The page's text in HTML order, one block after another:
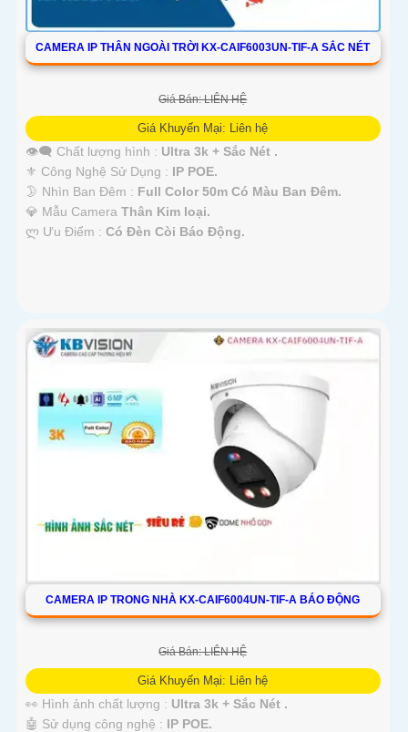
CAMERA IP THÂN NGOÀI TRỜI KX-CAIF6003UN-TIF-A SẮC NÉT
Giá Bán: LIÊN HỆ
Giá Khuyến Mại: Liên hệ
👁️‍🗨 Chất lượng hình : Ultra 3k + Sắc Nét .
⚜️ Công Nghệ Sử Dụng : IP POE.
🌛 Nhìn Ban Đêm : Full Color 50m Có Màu Ban Ðêm.
💎 Mẫu Camera Thân Kim loại.
️ლ Ưu Điểm : Có Ðèn Còi Báo Động.
CAMERA IP TRONG NHÀ KX-CAIF6004UN-TIF-A BÁO ĐỘNG
Giá Bán: LIÊN HỆ
Giá Khuyến Mại: Liên hệ
👀 Hình ảnh chất lượng : Ultra 3k + Sắc Nét .
🤖️ Sử dụng công nghệ : IP POE.